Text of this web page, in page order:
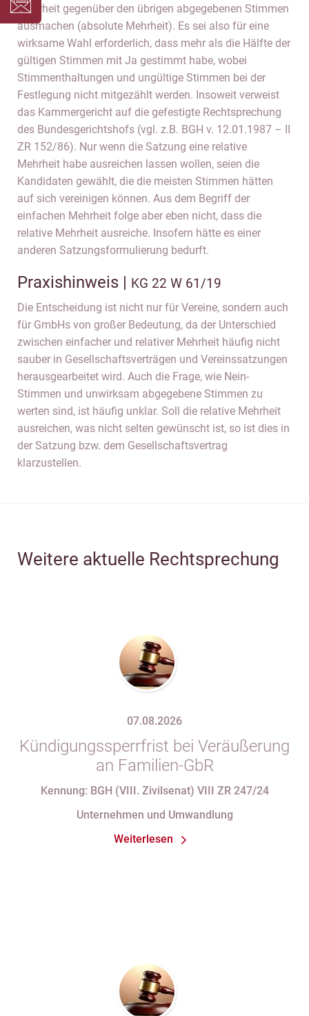
Mehrheit gegenüber den übrigen abgegebenen Stimmen
ausmachen (absolute Mehrheit). Es sei also für eine
wirksame Wahl erforderlich, dass mehr als die Hälfte der
gültigen Stimmen mit Ja gestimmt habe, wobei
Stimmenthaltungen und ungültige Stimmen bei der
Festlegung nicht mitgezählt werden. Insoweit verweist
das Kammergericht auf die gefestigte Rechtsprechung
des Bundesgerichtshofs (vgl. z.B. BGH v. 12.01.1987 – II
ZR 152/86). Nur wenn die Satzung eine relative
Mehrheit habe ausreichen lassen wollen, seien die
Kandidaten gewählt, die die meisten Stimmen hätten
auf sich vereinigen können. Aus dem Begriff der
einfachen Mehrheit folge aber eben nicht, dass die
relative Mehrheit ausreiche. Insofern hätte es einer
anderen Satzungsformulierung bedurft.
Praxishinweis | KG 22 W 61/19
Die Entscheidung ist nicht nur für Vereine, sondern auch
für GmbHs von großer Bedeutung, da der Unterschied
zwischen einfacher und relativer Mehrheit häufig nicht
sauber in Gesellschaftsverträgen und Vereinssatzungen
herausgearbeitet wird. Auch die Frage, wie Nein-
Stimmen und unwirksam abgegebene Stimmen zu
werten sind, ist häufig unklar. Soll die relative Mehrheit
ausreichen, was nicht selten gewünscht ist, so ist dies in
der Satzung bzw. dem Gesellschaftsvertrag
klarzustellen.
Weitere aktuelle Rechtsprechung
07.08.2026
Kündigungssperrfrist bei Veräußerung
an Familien-GbR
Kennung: BGH (VIII. Zivilsenat) VIII ZR 247/24
Unternehmen und Umwandlung
Weiterlesen